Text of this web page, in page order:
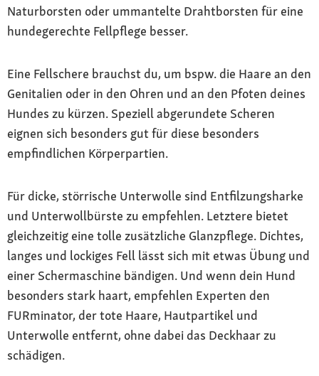
Naturborsten oder ummantelte Drahtborsten für eine
hundegerechte Fellpflege besser.
Eine Fellschere brauchst du, um bspw. die Haare an den
Genitalien oder in den Ohren und an den Pfoten deines
Hundes zu kürzen. Speziell abgerundete Scheren
eignen sich besonders gut für diese besonders
empfindlichen Körperpartien.
Für dicke, störrische Unterwolle sind Entfilzungsharke
und Unterwollbürste zu empfehlen. Letztere bietet
gleichzeitig eine tolle zusätzliche Glanzpflege. Dichtes,
langes und lockiges Fell lässt sich mit etwas Übung und
einer Schermaschine bändigen. Und wenn dein Hund
besonders stark haart, empfehlen Experten den
FURminator, der tote Haare, Hautpartikel und
Unterwolle entfernt, ohne dabei das Deckhaar zu
schädigen.